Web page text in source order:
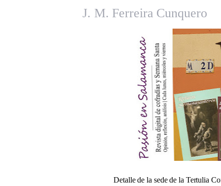
J. M. Ferreira Cunquero
Detalle de la sede de la Tertulia